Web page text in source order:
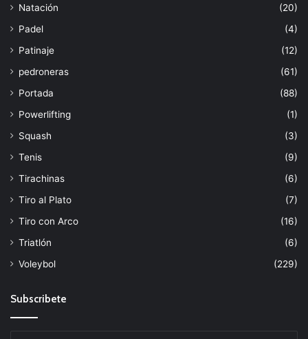
Natación
(20)
Padel
(4)
Patinaje
(12)
pedroneras
(61)
Portada
(88)
Powerlifting
(1)
Squash
(3)
Tenis
(9)
Tirachinas
(6)
Tiro al Plato
(7)
Tiro con Arco
(16)
Triatlón
(6)
Voleybol
(229)
Subscribete